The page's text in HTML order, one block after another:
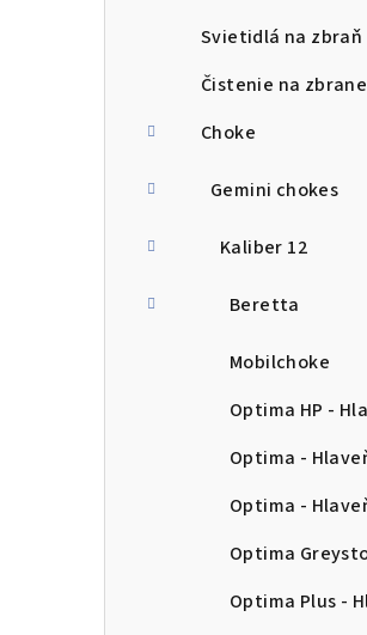
Svietidlá na zbraň
Čistenie na zbrane
Choke
Gemini chokes
Kaliber 12
Beretta
Mobilchoke
Optima HP -
Optima -
Optima -
Optima
Optima Plus -